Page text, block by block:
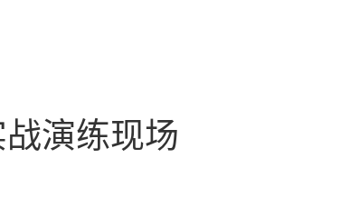
演练现场